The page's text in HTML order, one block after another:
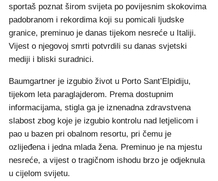
sportaš poznat širom svijeta po povijesnim skokovima
padobranom i rekordima koji su pomicali ljudske
granice, preminuo je danas tijekom nesreće u Italiji.
Vijest o njegovoj smrti potvrdili su danas svjetski
mediji i bliski suradnici.
Baumgartner je izgubio život u Porto Sant’Elpidiju,
tijekom leta paraglajderom. Prema dostupnim
informacijama, stigla ga je iznenadna zdravstvena
slabost zbog koje je izgubio kontrolu nad letjelicom i
pao u bazen pri obalnom resortu, pri čemu je
ozlijeđena i jedna mlada žena. Preminuo je na mjestu
nesreće, a vijest o tragičnom ishodu brzo je odjeknula
u cijelom svijetu.